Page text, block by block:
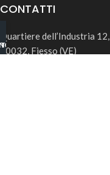
CONTATTI
Quartiere dell’Industria 12,
30032, Fiesso (VE)
B2B